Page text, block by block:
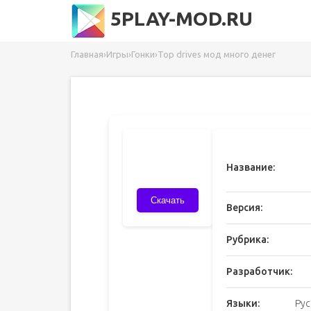
5PLAY-MOD.RU
Главная›Игры›Гонки›Top drives мод много денег
Скачать
Название:
Версия:
Рубрика:
Разработчик:
Языки: